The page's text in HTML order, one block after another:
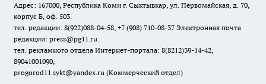
Адрес: 167000, Республика Коми г. Сыктывкар, ул. Первомайская, д. 70,
корпус Б, оф. 503.
тел. редакции: 8(922)088-04-58, +7 (908) 710-08-37 Электронная почта
редакции: press@pg11.ru.
тел. рекламного отдела Интернет-портала: 8(8212)39-14-42,
89041001090,
progorod11.sykt@yandex.ru (Коммерческий отдел)